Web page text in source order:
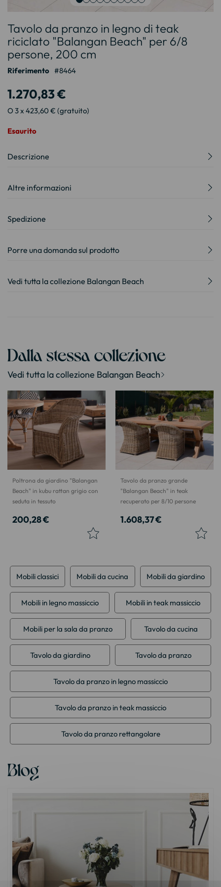
all'inizio
della
galleria
di
immagini
Tavolo da pranzo in legno di teak
riciclato "Balangan Beach" per 6/8
persone, 200 cm
Riferimento 8464
1.270,83 €
O 3 x 423,60 € (gratuito)
Esaurito
Descrizione
Altre informazioni
Spedizione
Porre una domanda sul prodotto
Vedi tutta la collezione Balangan Beach
Dalla stessa collezione
Vedi tutta la collezione Balangan Beach
Poltrona da giardino "Balangan
Beach" in kubu rattan grigio con
seduta in tessuto
200,28 €
Tavolo da pranzo grande
"Balangan Beach" in teak
recuperato per 8/10 persone
1.608,37 €
Mobili classici Mobili da cucina Mobili da giardino
Mobili in legno massiccio Mobili in teak massiccio
Mobili per la sala da pranzo Tavolo da cucina
Tavolo da giardino Tavolo da pranzo
Tavolo da pranzo in legno massiccio
Tavolo da pranzo in teak massiccio
Tavolo da pranzo rettangolare
Blog